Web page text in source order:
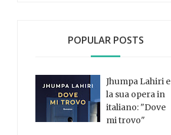
POPULAR POSTS
Jhumpa Lahiri e
la sua opera in
italiano: "Dove
mi trovo"